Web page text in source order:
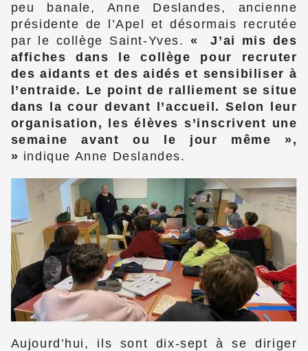
peu banale, Anne Deslandes, ancienne
présidente de l’Apel et désormais recrutée
par le collège Saint-Yves.
J’ai mis des
affiches dans le collège pour recruter
des aidants et des aidés et sensibiliser à
l’entraide. Le point de ralliement se situe
dans la cour devant l’accueil. Selon leur
organisation, les élèves s’inscrivent une
semaine avant ou le jour même »,
indique Anne Deslandes.
Aujourd’hui, ils sont dix-sept à se diriger